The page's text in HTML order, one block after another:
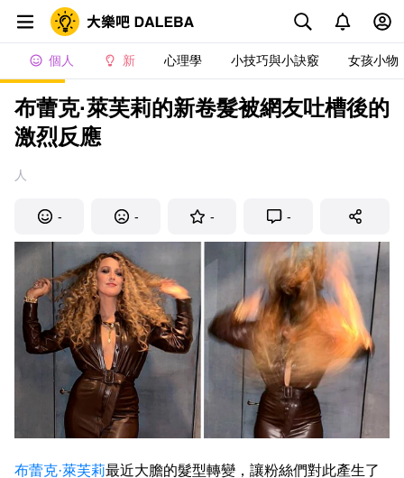
個人 新 心理學 小技巧與小訣竅 女孩小物
布蕾克·萊芙莉的新卷髮被網友吐槽後的
激烈反應
人
- - - -
布蕾克·萊芙莉最近大膽的髮型轉變，讓粉絲們對此產生了